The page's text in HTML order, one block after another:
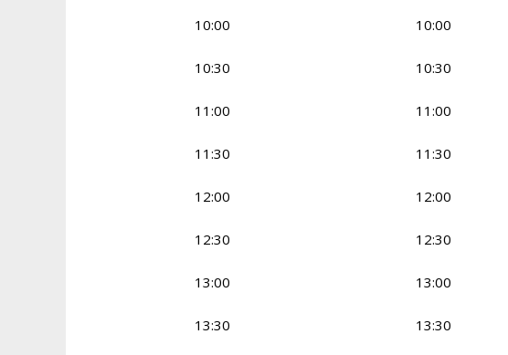
10:00 10:00
10:30 10:30
11:00 11:00
11:30 11:30
12:00 12:00
12:30 12:30
13:00 13:00
13:30 13:30